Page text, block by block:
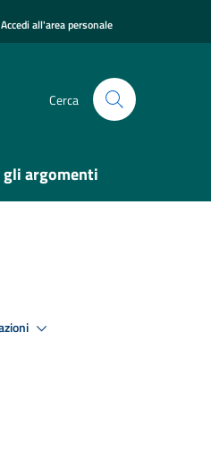
Accedi all'area personale
Cerca
argomenti